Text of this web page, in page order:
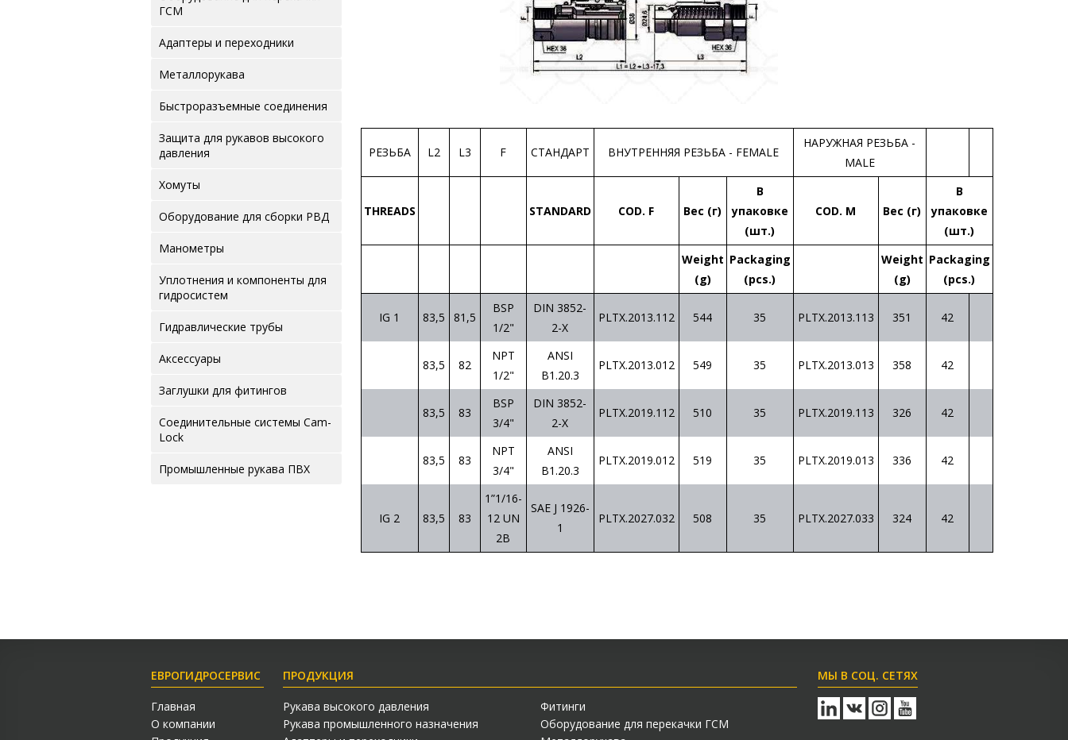
ГСМ
Адаптеры и переходники
Металлорукава
Быстроразъемные соединения
Защита для рукавов высокого
давления
Хомуты
Оборудование для сборки РВД
Манометры
Уплотнения и компоненты для
гидросистем
Гидравлические трубы
Аксессуары
Заглушки для фитингов
Соединительные системы Cam-
Lock
Промышленные рукава ПВХ
РЕЗЬБА L2 L3 F СТАНДАРТ ВНУТРЕННЯЯ РЕЗЬБА - FEMALE
НАРУЖНАЯ РЕЗЬБА -
MALE
THREADS STANDARD COD. F Вес (г)
В
упаковке
(шт.)
COD. М Вес (г)
В
упаковке
(шт.)
Weight
(g)
Packaging
(pcs.)
Weight
(g)
Packaging
(pcs.)
IG 1 83,5 81,5
BSP
1/2"
DIN 3852-
2-X
PLTX.2013.112 544 35 PLTX.2013.113 351 42
83,5 82
NPT
1/2"
ANSI
B1.20.3
PLTX.2013.012 549 35 PLTX.2013.013 358 42
83,5 83
BSP
3/4"
DIN 3852-
2-X
PLTX.2019.112 510 35 PLTX.2019.113 326 42
83,5 83
NPT
3/4"
ANSI
B1.20.3
PLTX.2019.012 519 35 PLTX.2019.013 336 42
IG 2 83,5 83
1”1/16-
12 UN
2B
SAE J 1926-
1
PLTX.2027.032 508 35 PLTX.2027.033 324 42
ЕВРОГИДРОСЕРВИС
Главная
О компании
ПРОДУКЦИЯ
Рукава высокого давления
Фитинги
Рукава промышленного назначения
Оборудование для перекачки ГСМ
МЫ В СОЦ. СЕТЯХ